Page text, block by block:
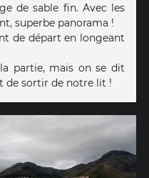
de sable fin. Avec les
superbe panorama !
de départ en longeant
partie, mais on se dit
de sortir de notre lit !